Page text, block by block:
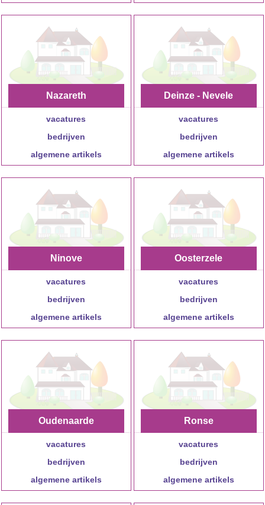
Nazareth
vacatures
bedrijven
algemene artikels
Deinze - Nevele
vacatures
bedrijven
algemene artikels
Ninove
vacatures
bedrijven
algemene artikels
Oosterzele
vacatures
bedrijven
algemene artikels
Oudenaarde
vacatures
bedrijven
algemene artikels
Ronse
vacatures
bedrijven
algemene artikels